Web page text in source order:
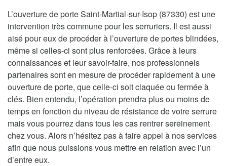
L’ouverture de porte Saint-Martial-sur-Isop (87330) est une
intervention très commune pour les serruriers. Il est aussi
aisé pour eux de procéder à l’ouverture de portes blindées,
même si celles-ci sont plus renforcées. Grâce à leurs
connaissances et leur savoir-faire, nos professionnels
partenaires sont en mesure de procéder rapidement à une
ouverture de porte, que celle-ci soit claquée ou fermée à
clés. Bien entendu, l’opération prendra plus ou moins de
temps en fonction du niveau de résistance de votre serrure
mais vous pourrez dans tous les cas rentrer sereinement
chez vous. Alors n’hésitez pas à faire appel à nos services
afin que nous puissions vous mettre en relation avec l’un
d’entre eux.